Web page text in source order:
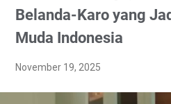
Belanda-Karo yang
Muda Indonesia
November 19, 2025